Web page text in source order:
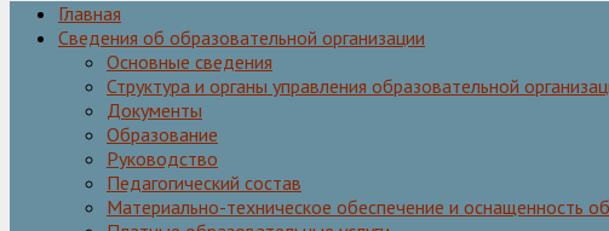
Главная
Сведения об образовательной организации
Основные сведения
Структура и органы управления образовательной
Документы
Образование
Руководство
Педагогический состав
Материально-техническое обеспечение и оснащенность